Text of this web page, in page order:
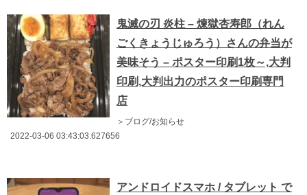
鬼滅の刃 炎柱 – 煉獄杏寿郎（れん
ごくきょうじゅろう）さんの弁当が
美味そう – ポスター印刷1枚～,大判
印刷,大判出力のポスター印刷専門
店
＞ブログ/お知らせ
2022-03-06 03:43:03.627656
アンドロイドスマホ / タブレット で